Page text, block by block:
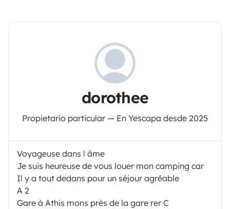
dorothee
Propietario particular — En Yescapa desde 2025
Voyageuse dans l âme
Je suis heureuse de vous louer mon camping car
Il y a tout dedans pour un séjour agréable
A 2
Gare à Athis mons près de la gare rer C